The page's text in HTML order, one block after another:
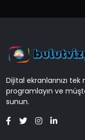
Dijital ekranlarınızı
programlayın ve
sunun.